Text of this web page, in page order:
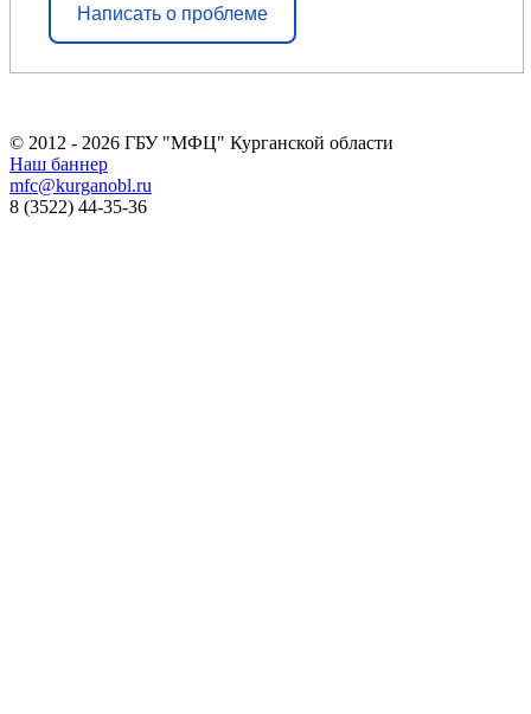
Написать о проблеме
© 2012 - 2026 ГБУ "МФЦ" Курганской области
Наш баннер
mfc@kurganobl.ru
8 (3522) 44-35-36